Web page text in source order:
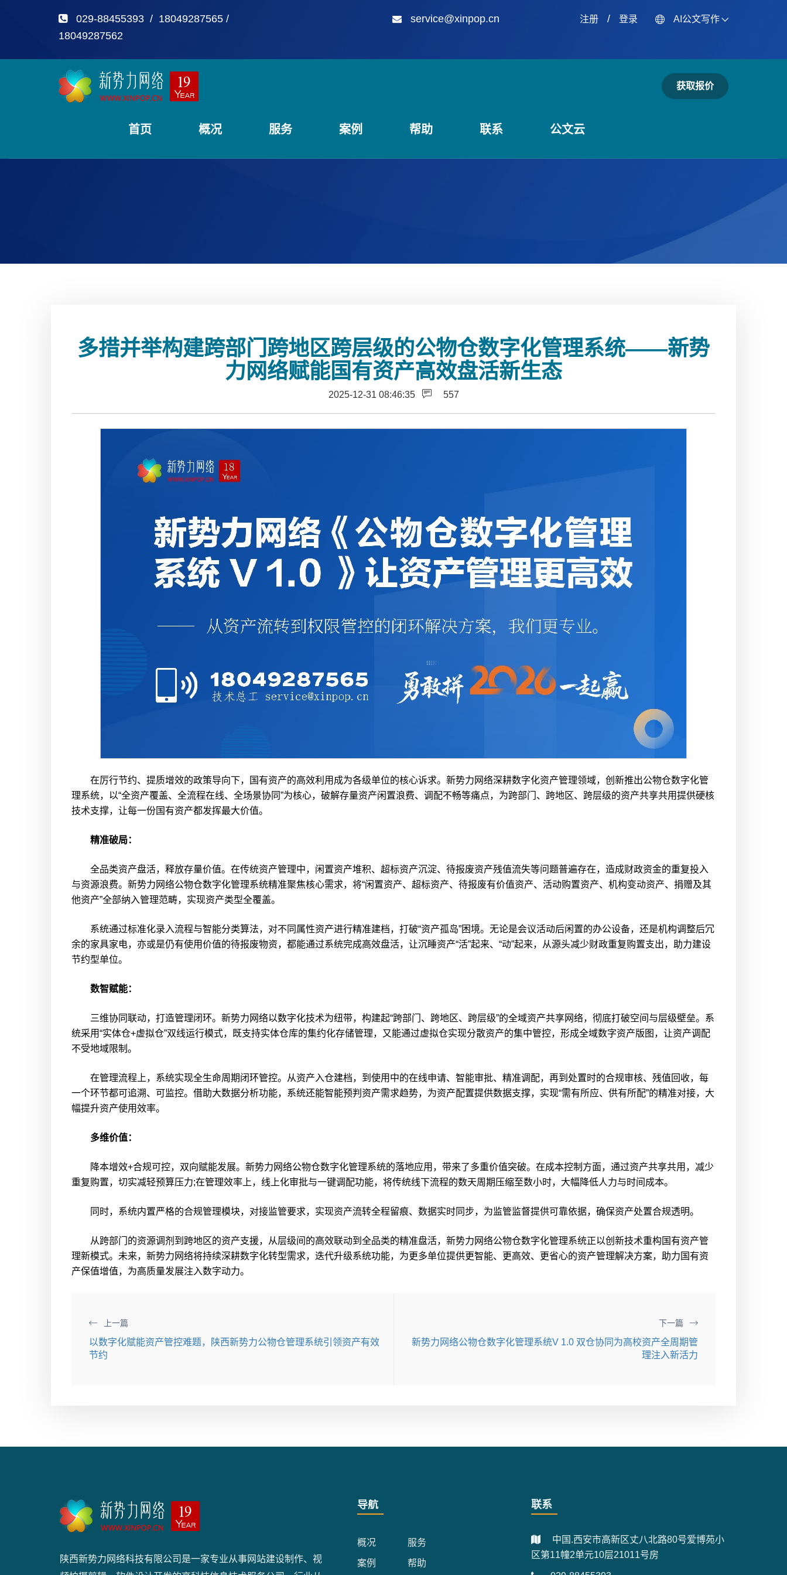
029-88455393 / 18049287565 /
18049287562
service@xinpop.cn 注册/ 登录 AI公文写作
首页 概况 服务 案例 帮助 联系 公文云
获取报价
​多措并举构建跨部门跨地区跨层级的公物仓数字化管理系统——新势
力网络赋能国有资产高效盘活新生态
2025-12-31 08:46:35 557
在厉行节约、提质增效的政策导向下，国有资产的高效利用成为各级单位的核心诉求。新势力网络深耕数字化资产管理领域，创新推出公物仓数字化管
理系统，以“全资产覆盖、全流程在线、全场景协同”为核心，破解存量资产闲置浪费、调配不畅等痛点，为跨部门、跨地区、跨层级的资产共享共用提供硬核
技术支撑，让每一份国有资产都发挥最大价值。
精准破局：
全品类资产盘活，释放存量价值。在传统资产管理中，闲置资产堆积、超标资产沉淀、待报废资产残值流失等问题普遍存在，造成财政资金的重复投入
与资源浪费。新势力网络公物仓数字化管理系统精准聚焦核心需求，将“闲置资产、超标资产、待报废有价值资产、活动购置资产、机构变动资产、捐赠及其
他资产”全部纳入管理范畴，实现资产类型全覆盖。
系统通过标准化录入流程与智能分类算法，对不同属性资产进行精准建档，打破“资产孤岛”困境。无论是会议活动后闲置的办公设备，还是机构调整后冗
余的家具家电，亦或是仍有使用价值的待报废物资，都能通过系统完成高效盘活，让沉睡资产“活”起来、“动”起来，从源头减少财政重复购置支出，助力建设
节约型单位。
数智赋能：
三维协同联动，打造管理闭环。新势力网络以数字化技术为纽带，构建起“跨部门、跨地区、跨层级”的全域资产共享网络，彻底打破空间与层级壁垒。系
统采用“实体仓+虚拟仓”双线运行模式，既支持实体仓库的集约化存储管理，又能通过虚拟仓实现分散资产的集中管控，形成全域数字资产版图，让资产调配
不受地域限制。
在管理流程上，系统实现全生命周期闭环管控。从资产入仓建档，到使用中的在线申请、智能审批、精准调配，再到处置时的合规审核、残值回收，每
一个环节都可追溯、可监控。借助大数据分析功能，系统还能智能预判资产需求趋势，为资产配置提供数据支撑，实现“需有所应、供有所配”的精准对接，大
幅提升资产使用效率。
多维价值：
降本增效+合规可控，双向赋能发展。新势力网络公物仓数字化管理系统的落地应用，带来了多重价值突破。在成本控制方面，通过资产共享共用，减少
重复购置，切实减轻预算压力;在管理效率上，线上化审批与一键调配功能，将传统线下流程的数天周期压缩至数小时，大幅降低人力与时间成本。
同时，系统内置严格的合规管理模块，对接监管要求，实现资产流转全程留痕、数据实时同步，为监管监督提供可靠依据，确保资产处置合规透明。
从跨部门的资源调剂到跨地区的资产支援，从层级间的高效联动到全品类的精准盘活，新势力网络公物仓数字化管理系统正以创新技术重构国有资产管
理新模式。未来，新势力网络将持续深耕数字化转型需求，迭代升级系统功能，为更多单位提供更智能、更高效、更省心的资产管理解决方案，助力国有资
产保值增值，为高质量发展注入数字动力。
上一篇
以数字化赋能资产管控难题，陕西新势力公物仓管理系统引领资产有效
节约
下一篇
新势力网络公物仓数字化管理系统V 1.0 双仓协同为高校资产全周期管
理注入新活力
陕西新势力网络科技有限公司是一家专业从事网站建设制作、视
导航
概况 服务
案例 帮助
联系
中国.西安市高新区丈八北路80号爱博苑小
区第11幢2单元10层21011号房